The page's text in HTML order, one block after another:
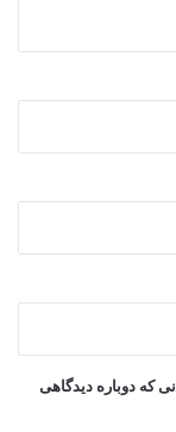
که دوباره دیدگاهی